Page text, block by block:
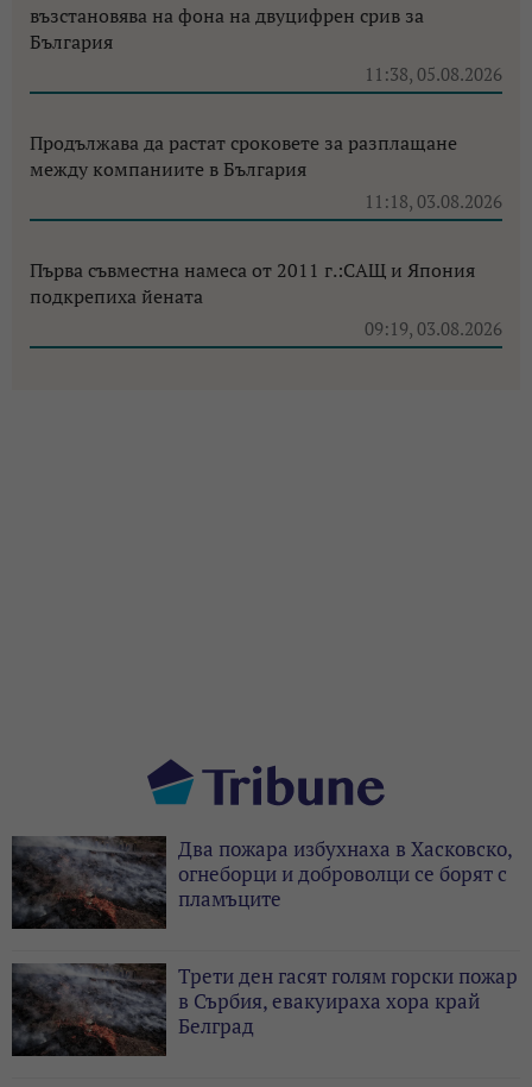
възстановява на фона на двуцифрен срив за
България
11:38, 05.08.2026
Продължава да растат сроковете за разплащане
между компаниите в България
11:18, 03.08.2026
Първа съвместна намеса от 2011 г.:САЩ и Япония
подкрепиха йената
09:19, 03.08.2026
Два пожара избухнаха в Хасковско,
огнеборци и доброволци се борят с
пламъците
Трети ден гасят голям горски пожар
в Сърбия, евакуираха хора край
Белград